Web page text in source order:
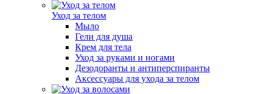
Уход за телом
Мыло
Гели для душа
Крем для тела
Уход за руками и ногами
Дезодоранты и антиперспиранты
Аксессуары для ухода за телом